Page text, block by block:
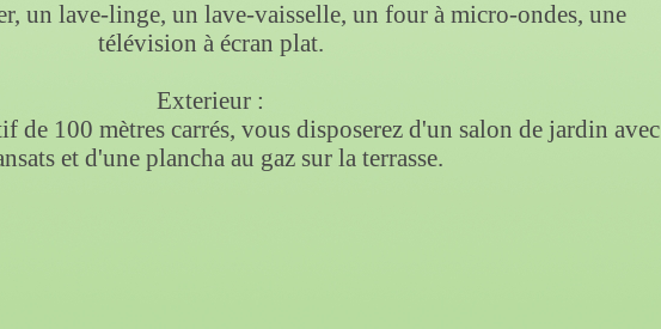
un lave-linge, un lave-vaisselle, un four à micro-ondes, une
télévision à écran plat.
Exterieur :
de 100 mètres carrés, vous disposerez d'un salon de jardin avec
et d'une plancha au gaz sur la terrasse.